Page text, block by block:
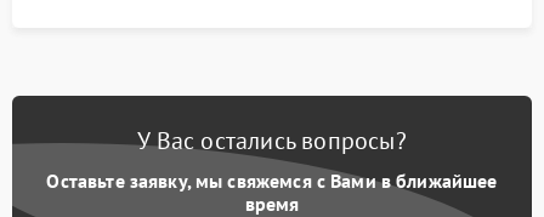
У Вас остались вопросы?
Оставьте заявку, мы свяжемся с Вами в ближайшее
время